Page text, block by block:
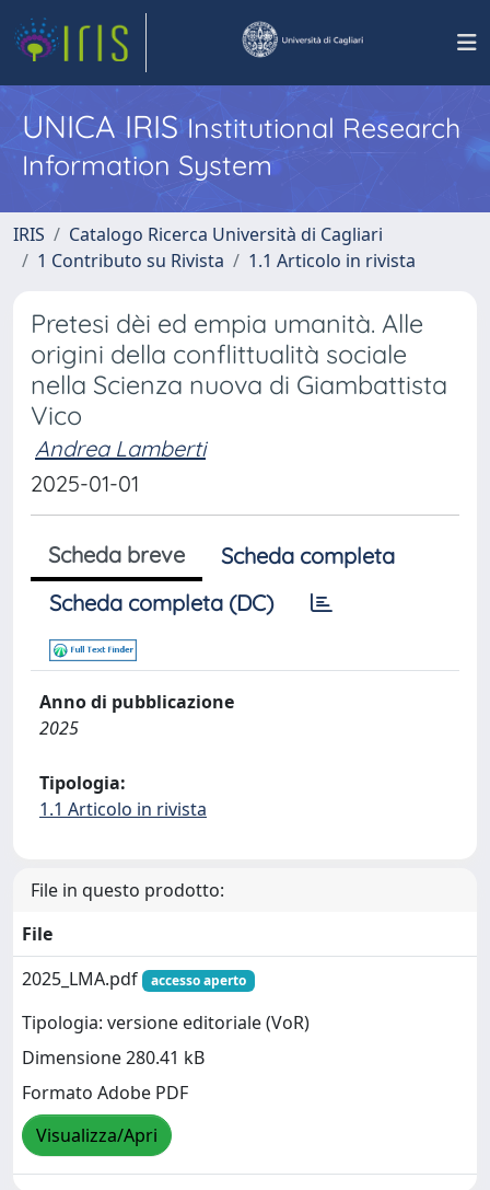
UNICA IRISInstitutional Research
Information System
IRIS
Catalogo Ricerca Università di Cagliari
1 Contributo su Rivista
1.1 Articolo in rivista
Pretesi dèi ed empia umanità. Alle
origini della conflittualità sociale
nella Scienza nuova di Giambattista
Vico
Andrea Lamberti
2025-01-01
Scheda breve
Scheda completa
Scheda completa (DC)
Anno di pubblicazione
2025
Tipologia:
1.1 Articolo in rivista
File in questo prodotto:
File
2025_LMA.pdf
accesso aperto
Tipologia: versione editoriale (VoR)
Dimensione 280.41 kB
Formato Adobe PDF
Visualizza/Apri